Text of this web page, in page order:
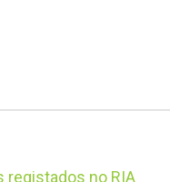
registados no RIA